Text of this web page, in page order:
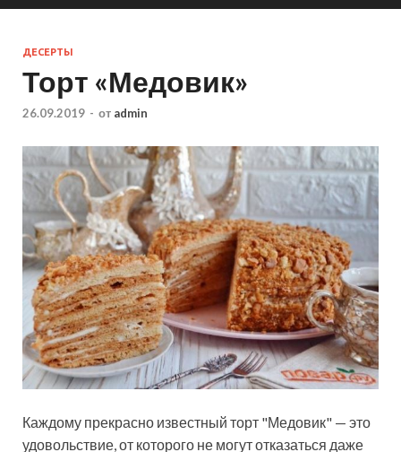
ДЕСЕРТЫ
Торт «Медовик»
26.09.2019 - от admin
Каждому прекрасно известный торт "Медовик" — это
удовольствие, от которого не могут отказаться даже